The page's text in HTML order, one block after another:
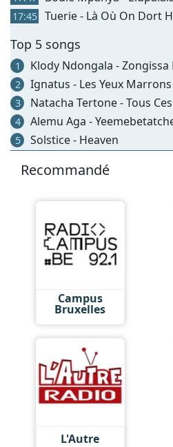
17:45 Tuerie - Là Où On Dort
Top 5 songs
1 Klody Ndongala -
2 Ignatus - Les Yeux Marrons
3 Natacha Tertone - Tous Ces
4 Alemu Aga -
5 Solstice - Heaven
Recommandé
Campus
Bruxelles
L'Autre